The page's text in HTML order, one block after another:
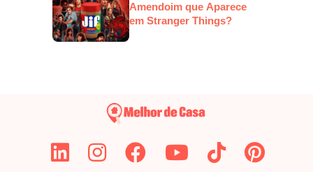
Amendoim que Aparece
em Stranger Things?